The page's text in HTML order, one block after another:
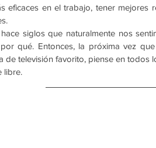
eficaces en el trabajo, tener mejores
siglos que naturalmente nos
qué. Entonces, la próxima vez
de televisión favorito, piense en todos
libre.